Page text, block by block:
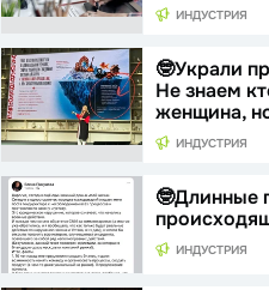
ИНДУСТРИЯ
🤓Украли
Не знаем
женщина,
ИНДУСТРИЯ
🤓Длинные
ИНДУСТРИЯ